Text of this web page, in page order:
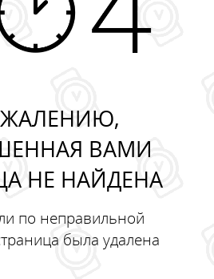
ВАМИ
НЕ НАЙДЕНА
по неправильной
была удалена